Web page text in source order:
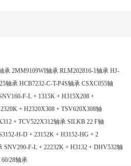
承 2MM9109WI轴承 RLM202816-1轴承 HJ-
轴承 HCB7232-C-T-P4S轴承 CSXC055轴
F-L + 1315K + H315X208 +
+ H2320X308 + TSV620X308轴
+ TCV522X312轴承 SILKB 22 F轴
H-D + 23152K + H3152-HG + 2
SNV290-F-L + 22232K + H3132 + DHV532轴
60/28轴承